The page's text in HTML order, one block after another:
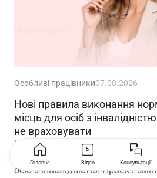
Особливі працівники07.08.2026
Нові правила виконання
місць для осіб з
не враховувати
Уряд планує скоригувати
нормативу робочих місць для
осіб з інвалідністю. Проєкт
Головна Відео Консультації